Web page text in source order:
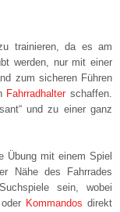
trainieren, da es am
werden, nur mit einer
zum sicheren Führen
Fahrradhalterschaffen.
und zu einer ganz
Übung mit einem Spiel
Nähe des Fahrrades
sein, wobei
Kommandos direkt